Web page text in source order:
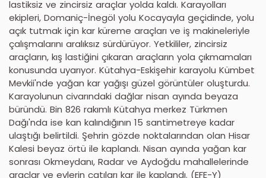
lastiksiz ve zincirsiz araçlar yolda kaldı. Karayolları
ekipleri, Domaniç-İnegöl yolu Kocayayla geçidinde, yolu
açık tutmak için kar küreme araçları ve iş makineleriyle
çalışmalarını aralıksız sürdürüyor. Yetkililer, zincirsiz
araçların, kış lastiğini çıkaran araçların yola çıkmamaları
konusunda uyarıyor. Kütahya-Eskişehir karayolu Kümbet
Mevkii'nde yağan kar yağışı güzel görüntüler oluşturdu.
Karayolunun civarındaki dağlar nisan ayında beyaza
büründü. Bin 826 rakımlı Kütahya merkez Türkmen
Dağı'nda ise kan kalındığının 15 santimetreye kadar
ulaştığı belirtildi. Şehrin gözde noktalarından olan Hisar
Kalesi beyaz örtü ile kaplandı. Nisan ayında yağan kar
sonrası Okmeydanı, Radar ve Aydoğdu mahallelerinde
araçlar ve evlerin çatıları kar ile kaplandı. (EFE-Y)